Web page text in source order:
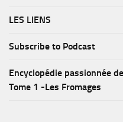
LES LIENS
Subscribe to Podcast
Encyclopédie passionnée
Tome 1 -Les Fromages